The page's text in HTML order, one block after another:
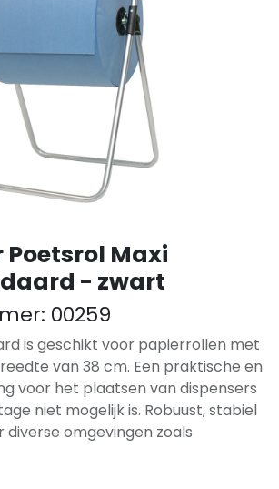
Poetsrol Maxi
- zwart
00259
is geschikt voor papierrollen met
van 38 cm. Een praktische en
voor het plaatsen van dispensers
niet mogelijk is. Robuust, stabiel
diverse omgevingen zoals